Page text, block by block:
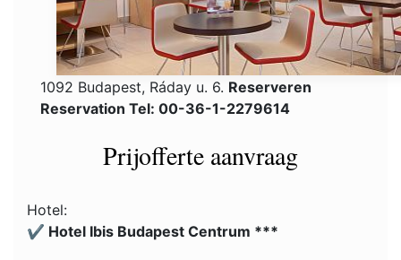
1092 Budapest, Ráday u. 6. Reserveren
Reservation Tel: 00-36-1-2279614
Prijofferte aanvraag
Hotel:
✔️ Hotel Ibis Budapest Centrum ***